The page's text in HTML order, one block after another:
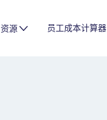
资源 员工成本计算器